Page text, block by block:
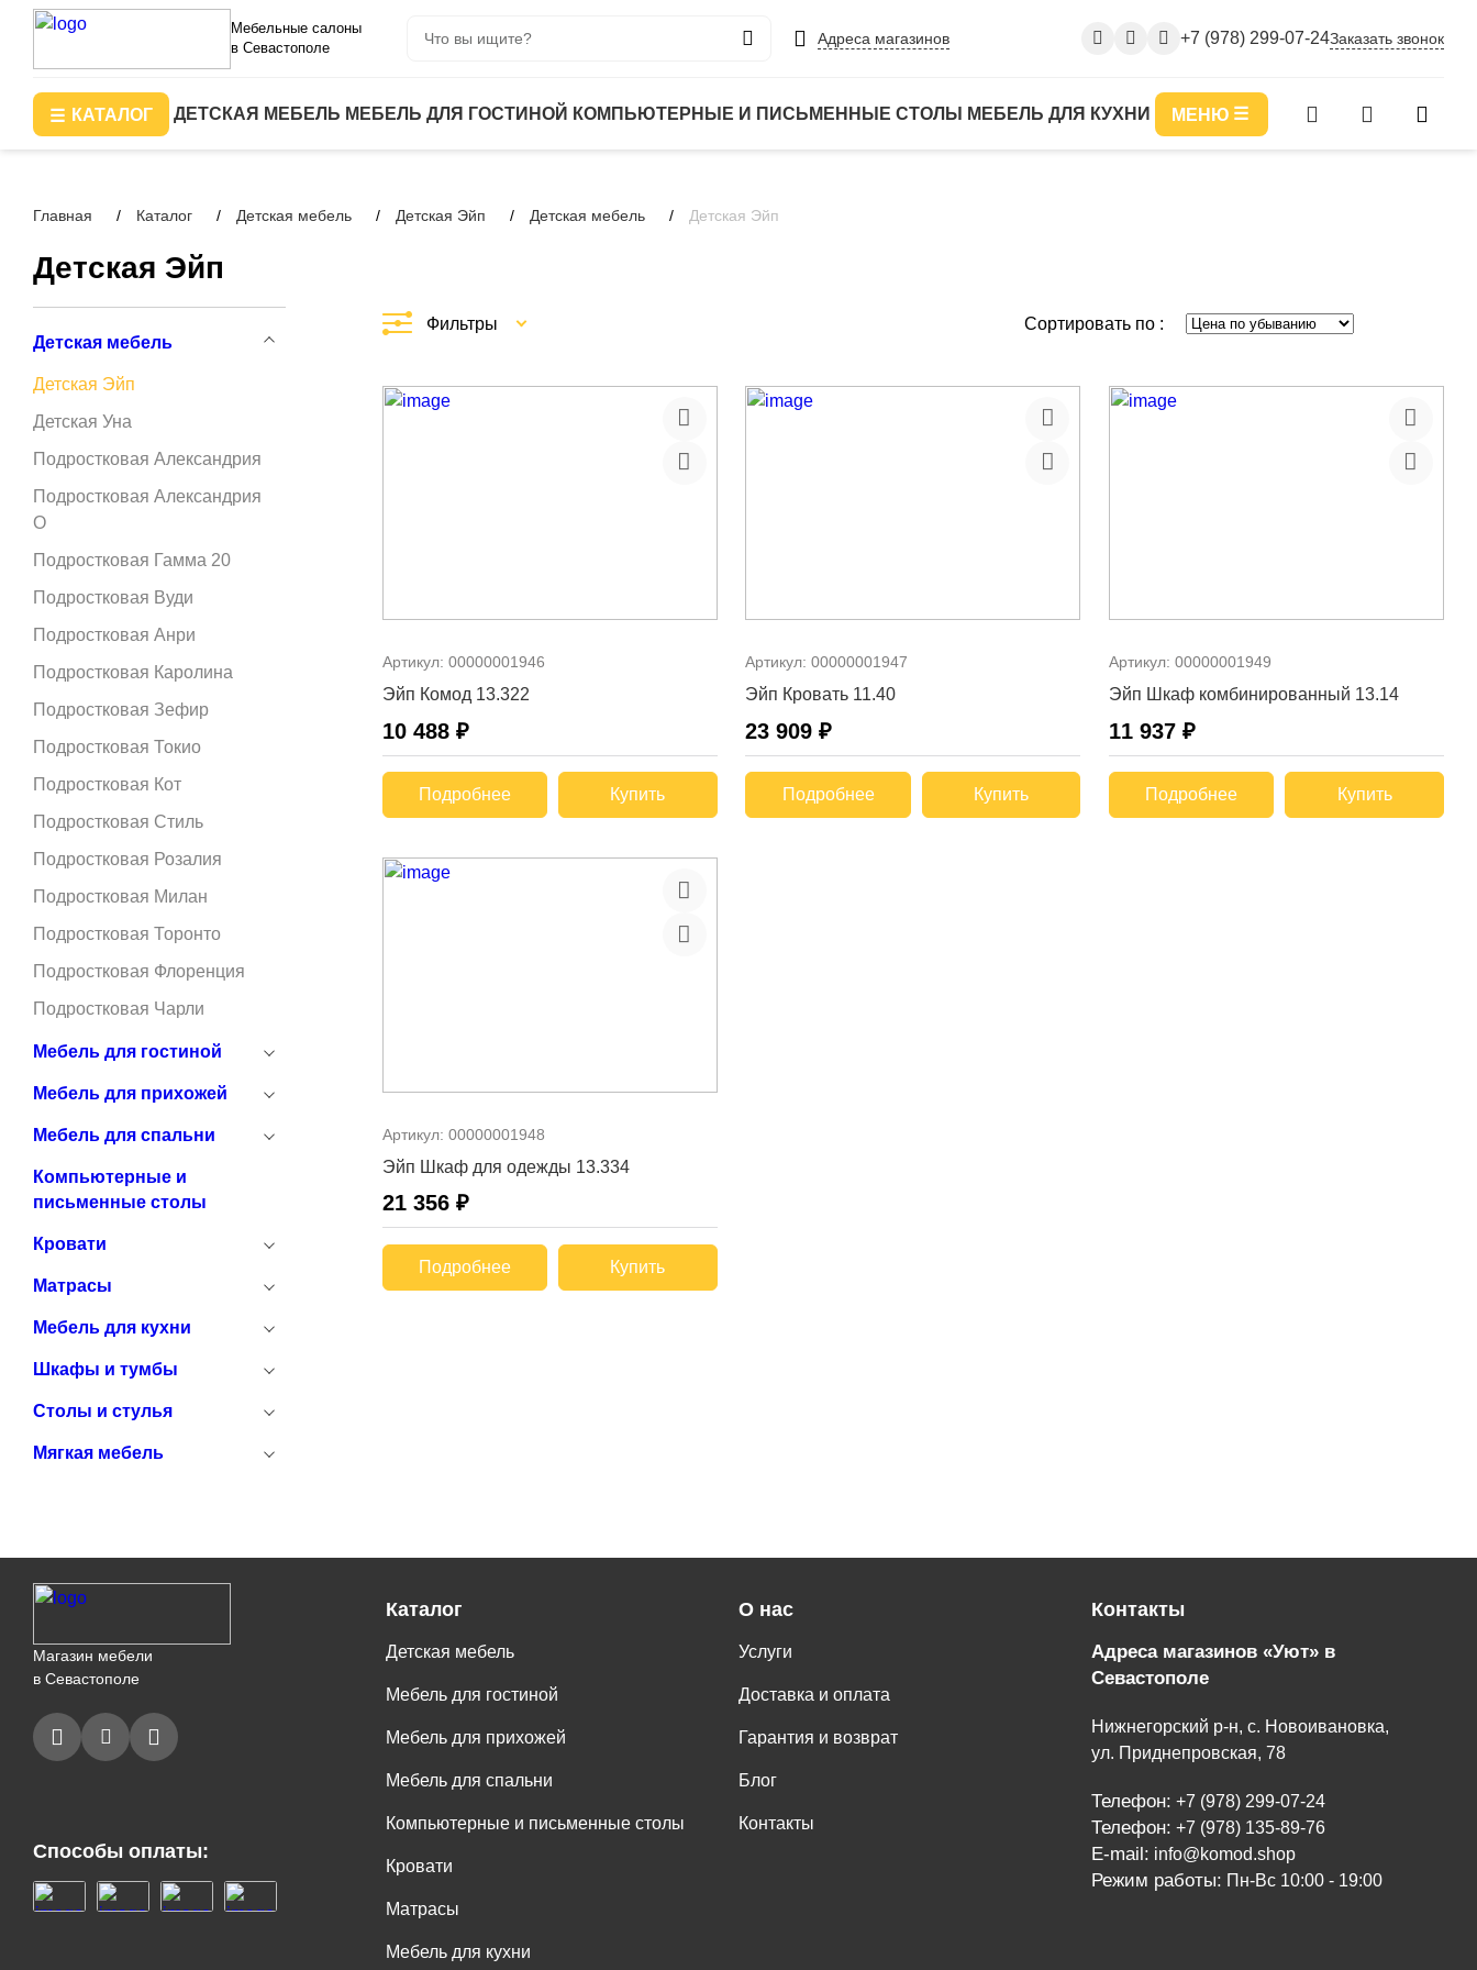
Мебельные салоны
в Севастополе
Адреса магазинов +7 (978) 299-07-24Заказать звонок
КАТАЛОГ ДЕТСКАЯ МЕБЕЛЬ МЕБЕЛЬ ДЛЯ ГОСТИНОЙ КОМПЬЮТЕРНЫЕ И ПИСЬМЕННЫЕ СТОЛЫ МЕБЕЛЬ ДЛЯ КУХНИ МЕНЮ
Главная Каталог Детская мебель Детская Эйп Детская мебель Детская Эйп
Детская Эйп
Детская мебель
Детская Эйп
Детская Уна
Подростковая Александрия
Подростковая Александрия
О
Подростковая Гамма 20
Подростковая Вуди
Подростковая Анри
Подростковая Каролина
Подростковая Зефир
Подростковая Токио
Подростковая Кот
Подростковая Стиль
Подростковая Розалия
Подростковая Милан
Подростковая Торонто
Подростковая Флоренция
Подростковая Чарли
Мебель для гостиной
Мебель для прихожей
Мебель для спальни
Компьютерные и
письменные столы
Кровати
Матрасы
Мебель для кухни
Шкафы и тумбы
Столы и стулья
Мягкая мебель
Фильтры Сортировать по :
Артикул: 00000001946
Эйп Комод 13.322
10 488 ₽
Подробнее Купить
Артикул:00000001947
Эйп Кровать 11.40
23 909 ₽
Подробнее Купить
Артикул: 00000001949
Эйп Шкаф комбинированный 13.14
11 937 ₽
Подробнее Купить
Артикул: 00000001948
Эйп Шкаф для одежды 13.334
21 356 ₽
Подробнее Купить
Магазин мебели
в Севастополе
Способы оплаты:
Каталог
Детская мебель
Мебель для гостиной
Мебель для прихожей
Мебель для спальни
Компьютерные и письменные столы
Кровати
Матрасы
Мебель для кухни
О нас
Услуги
Доставка и оплата
Гарантия и возврат
Блог
Контакты
Контакты
Адреса магазинов «Уют» в
Севастополе
Нижнегорский р-н, с. Новоивановка,
ул. Приднепровская, 78
Телефон: +7 (978) 299-07-24
Телефон: +7 (978) 135-89-76
E-mail: info@komod.shop
Режим работы: Пн-Вс 10:00 - 19:00